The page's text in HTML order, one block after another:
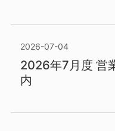
2026-07-04
2026年7月度 営
内